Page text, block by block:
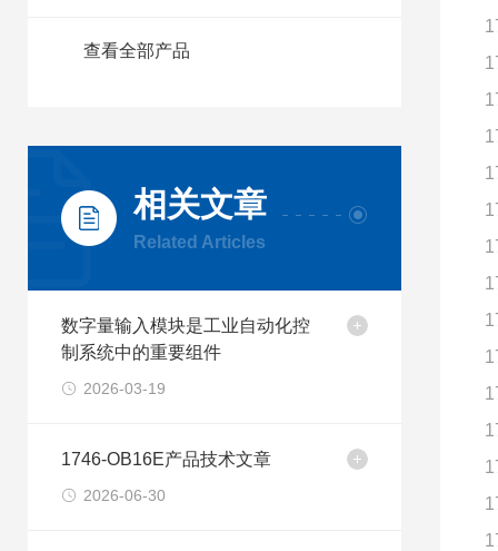
查看全部产品
相关文章
Related Articles
数字量输入模块是工业自动化控
制系统中的重要组件
2026-03-19
1746-OB16E产品技术文章
2026-06-30